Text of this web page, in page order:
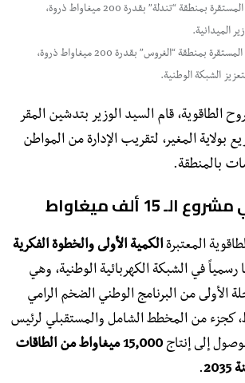
المستقرة بمنطقة “تندلة” بقدرة 200 ميغاواط ذروة،
الميدانية.
المستقرة بمنطقة “الغروس” بقدرة 200 ميغاواط ذروة،
الشبكة الوطنية.
الطاقوية، قام السيد الوزير بتدشين المقر
بولاية المغير، لتقريب الإدارة من المواطن
بالمنطقة.
15 ألف ميغاواط
المعتبرةالكمية الأولى والخطوة الفكرية
في الشبكة الكهربائية الوطنية، وهي
الأولى من البرنامج الوطني الضخم الرامي
ميغاواط، كجزء من المخطط الشامل والمستقبلي لرئيس
إلى إنتاج
15,000 ميغاواط من الطاقات
.